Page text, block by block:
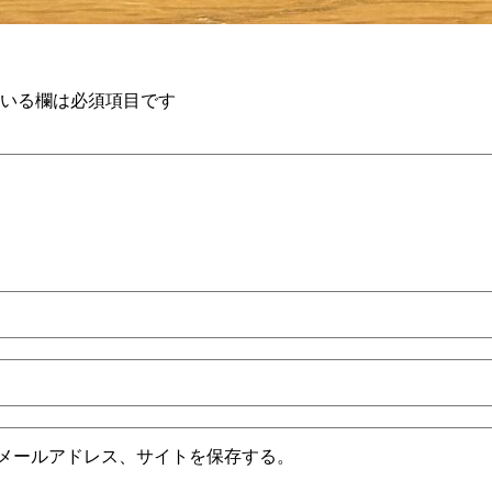
る欄は必須項目です
ルアドレス、サイトを保存する。